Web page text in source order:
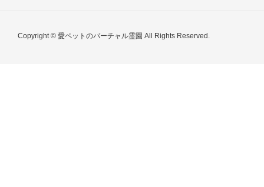
Copyright © 愛ペットのバーチャル霊園 All Rights Reserved.